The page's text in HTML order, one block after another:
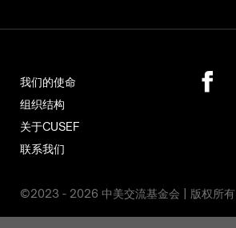
我们的使命
组织结构
关于CUSEF
联系我们
©2023 - 2026 中美交流基金会 | 版权所有